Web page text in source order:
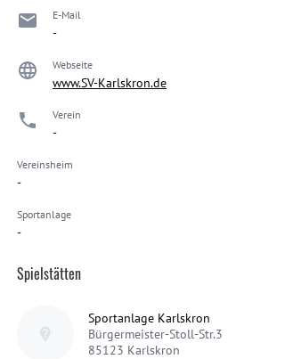
E-Mail
-
Webseite
www.SV-Karlskron.de
Verein
-
Vereinsheim
-
Sportanlage
-
Spielstätten
Sportanlage Karlskron
Bürgermeister-Stoll-Str.3
85123 Karlskron